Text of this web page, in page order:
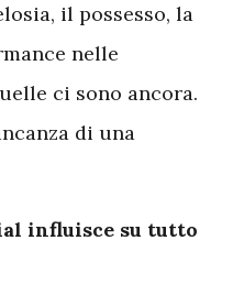
il possesso, la
nelle
ci sono ancora.
di una
influisce su tutto